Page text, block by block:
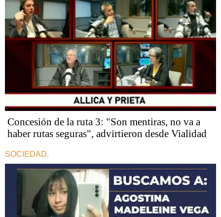
Concesión de la ruta 3: "Son mentiras, no va a
haber rutas seguras", advirtieron desde Vialidad
SOCIEDAD.